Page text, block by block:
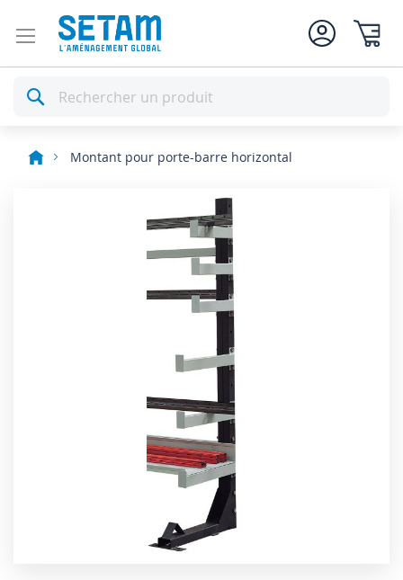
Rechercher
Montant pour porte-barre horizontal